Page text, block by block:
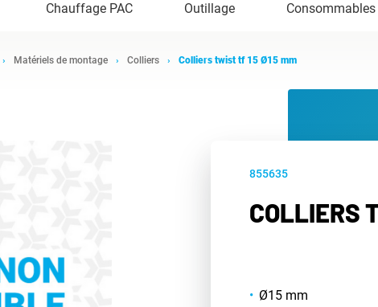
Chauffage PAC Outillage Consommables
Matériels de montage Colliers Colliers twist tf 15 Ø15 mm
855635
COLLIERS
Ø15 mm